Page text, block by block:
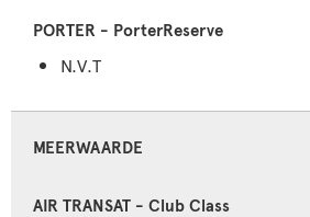
N.V.T
MEERWAARDE